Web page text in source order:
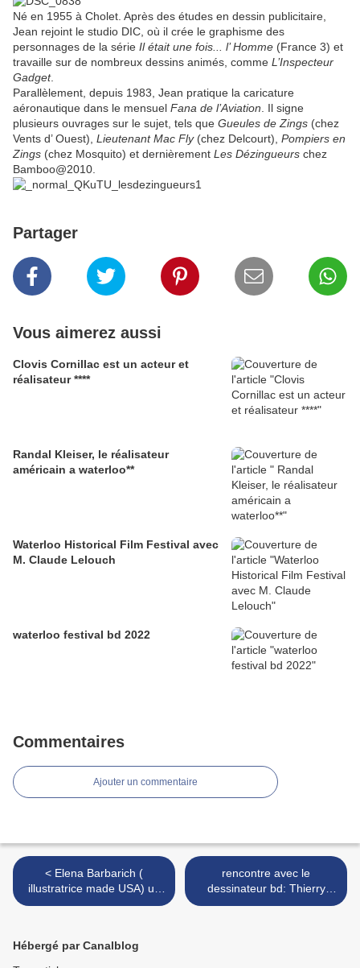
Né en 1955 à Cholet. Après des études en dessin publicitaire,
Jean rejoint le studio DIC, où il crée le graphisme des
personnages de la série Il était une fois... l’ Homme (France 3) et
travaille sur de nombreux dessins animés, comme L’Inspecteur
Gadget.
Parallèlement, depuis 1983, Jean pratique la caricature
aéronautique dans le mensuel Fana de l’Aviation . Il signe
plusieurs ouvrages sur le sujet, tels que Gueules de Zings (chez
Vents d’ Ouest), Lieutenant Mac Fly(chez Delcourt), Pompiers en
Zings (chez Mosquito) et dernièrement Les Dézingueurs chez
Bamboo@2010.
Partager
Vous aimerez aussi
Clovis Cornillac est un acteur et
réalisateur ****
Randal Kleiser, le réalisateur
américain a waterloo**
Waterloo Historical Film Festival avec
M. Claude Lelouch
waterloo festival bd 2022
Commentaires
Ajouter un commentaire
< Elena Barbarich (
illustratrice made USA) un
site ...
rencontre avec le
dessinateur bd: Thierry
Capezzone >
Hébergé par Canalblog